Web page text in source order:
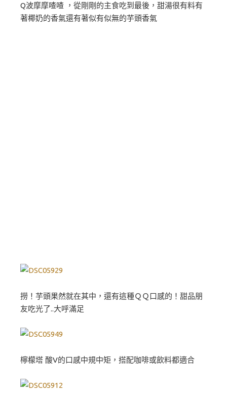
Q波摩摩喳喳 ，從剛剛的主食吃到最後，甜湯很有料有
著椰奶的香氣還有著似有似無的芋頭香氣
撈！芋頭果然就在其中，還有這種ＱＱ口感的！甜品朋
友吃光了..大呼滿足
檸檬塔 酸V的口感中規中矩，搭配咖啡或飲料都適合